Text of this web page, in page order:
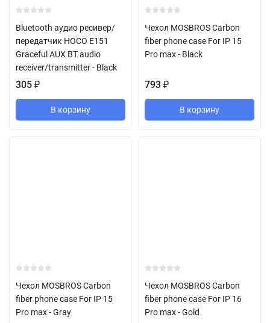
Bluetooth аудио ресивер/
передатчик HOCO E151
Graceful AUX BT audio
receiver/transmitter - Black
305 ₽
В корзину
Чехол MOSBROS Carbon
fiber phone case For IP 15
Pro max - Black
793 ₽
В корзину
Чехол MOSBROS Carbon
fiber phone case For IP 15
Pro max - Gray
Чехол MOSBROS Carbon
fiber phone case For IP 16
Pro max - Gold